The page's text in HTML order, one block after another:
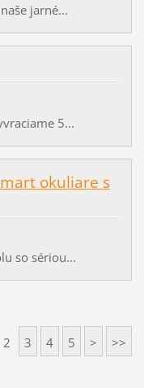
jarné...
5...
okuliare s
so sériou...
2 3 4 5 > >>